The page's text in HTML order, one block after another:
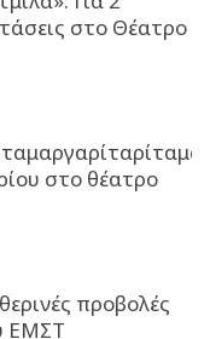
στο Θέατρο
στο θέατρο
προβολές
ΕΜΣΤ